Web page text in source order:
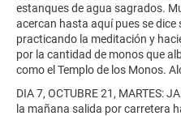
estanques de agua sagrados.
acercan hasta aquí pues se
practicando la meditación y
por la cantidad de monos que
como el Templo de los Monos.
DIA 7, OCTUBRE 21, MARTES:
la mañana salida por carretera